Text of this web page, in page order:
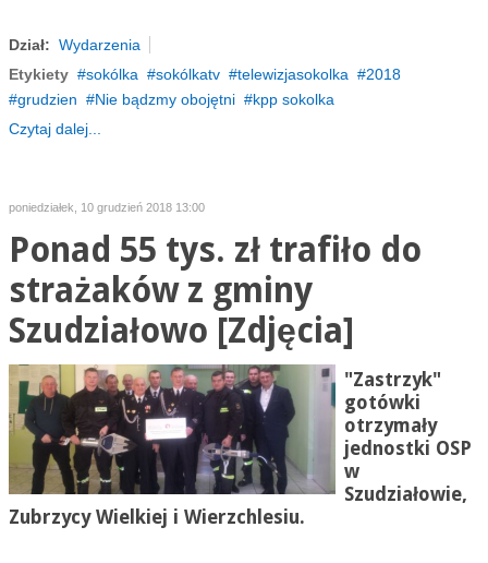
Dział: Wydarzenia
Etykiety
sokólka sokólkatv telewizjasokolka
2018
grudzien
Nie bądzmy obojętni
kpp sokolka
Czytaj dalej...
poniedziałek, 10 grudzień 2018 13:00
Ponad 55 tys. zł trafiło do
strażaków z gminy
Szudziałowo [Zdjęcia]
"Zastrzyk"
gotówki
otrzymały
jednostki OSP
w
Szudziałowie,
Zubrzycy Wielkiej i Wierzchlesiu.